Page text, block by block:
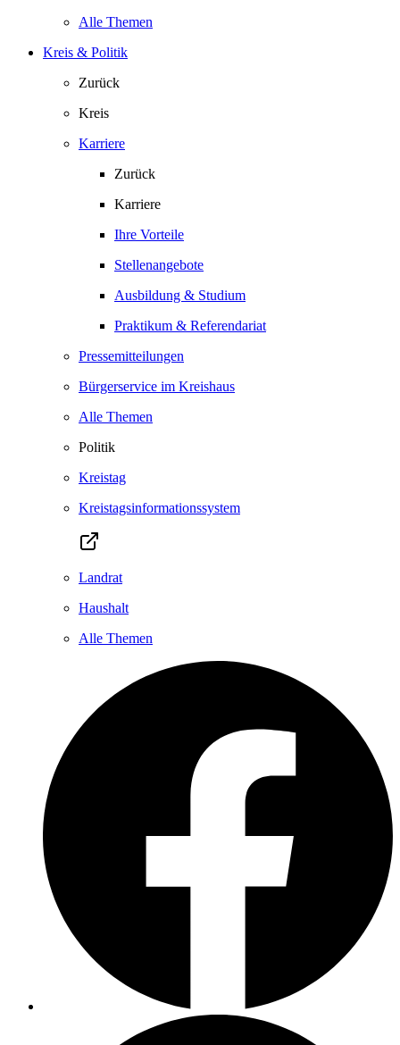
Alle Themen
Kreis & Politik
Zurück
Kreis
Karriere
Zurück
Karriere
Ihre Vorteile
Stellenangebote
Ausbildung & Studium
Praktikum & Referendariat
Pressemitteilungen
Bürgerservice im Kreishaus
Alle Themen
Politik
Kreistag
Kreistagsinformationssystem
Landrat
Haushalt
Alle Themen